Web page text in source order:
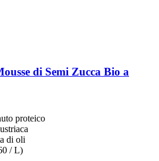
di Semi Zucca Bio a
proteico
di oli
/ L)